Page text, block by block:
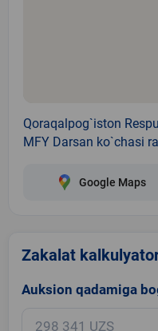
Qoraqalpog`iston
MFY Darsan ko`chasi
Google Maps
Zakalat
Auksion qadamiga